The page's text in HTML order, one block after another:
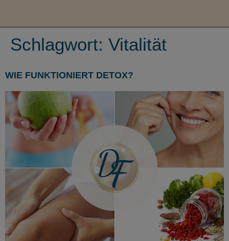
Schlagwort: Vitalität
WIE FUNKTIONIERT DETOX?